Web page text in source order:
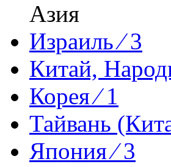
Азия
Израиль ⁄ 3
Китай,
Корея ⁄ 1
Тайвань
Япония ⁄ 3